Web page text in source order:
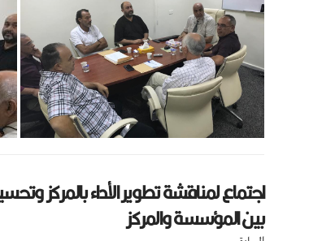
اجتماع لمناقشة تطوير الأداء بالمركز
بين المؤسسة والمركز